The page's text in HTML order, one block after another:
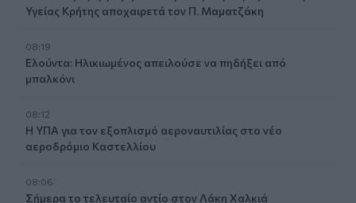
Υγείας Κρήτης αποχαιρετά τον Π. Μαματζάκη
08:19
Ελούντα: Ηλικιωμένος απειλούσε να πηδήξει από
μπαλκόνι
08:12
Η ΥΠΑ για τον εξοπλισμό αεροναυτιλίας στο νέο
αεροδρόμιο Καστελλίου
08:06
Σήμερα το τελευταίο αντίο στον Λάκη Χαλκιά